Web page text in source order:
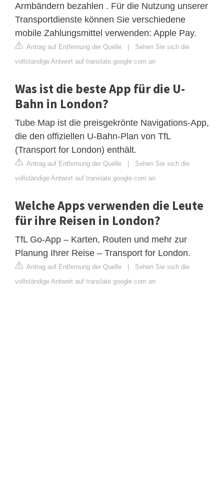
Armbändern bezahlen . Für die Nutzung unserer
Transportdienste können Sie verschiedene
mobile Zahlungsmittel verwenden: Apple Pay.
Antrag auf Entfernung der Quelle | Sehen Sie sich die
vollständige Antwort auf translate.google.com an
Was ist die beste App für die U-
Bahn in London?
Tube Map ist die preisgekrönte Navigations-App,
die den offiziellen U-Bahn-Plan von TfL
(Transport for London) enthält.
Antrag auf Entfernung der Quelle | Sehen Sie sich die
vollständige Antwort auf translate.google.com an
Welche Apps verwenden die Leute
für ihre Reisen in London?
TfL Go-App – Karten, Routen und mehr zur
Planung Ihrer Reise – Transport for London.
Antrag auf Entfernung der Quelle | Sehen Sie sich die
vollständige Antwort auf translate.google.com an